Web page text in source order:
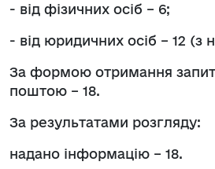
- від фізичних осіб – 6;
- від юридичних осіб – 12 (з
За формою отримання
поштою – 18.
За результатами розгляду:
надано інформацію – 18.